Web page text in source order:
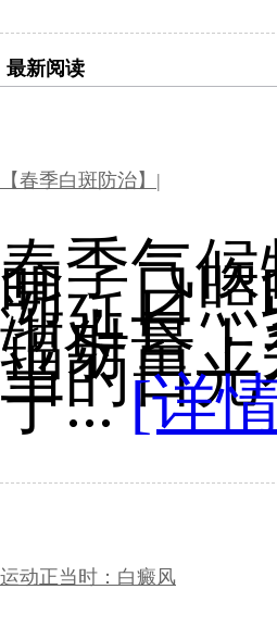
最新阅读
【春季白斑防治】|
春季气
明，日
渐延长
辐射量
当的日光
于...[详
运动正当时：白癜风